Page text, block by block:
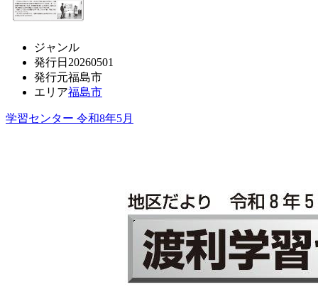
ジャンル
発行日 20260501
発行元福島市
エリア福島市
学習センター 令和8年5月